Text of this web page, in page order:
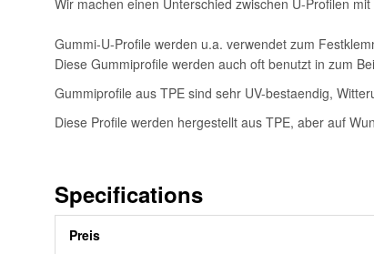
Wir machen einen Unterschied zwischen U-Profilen
Gummi-U-Profile werden u.a. verwendet zum
Diese Gummiprofile werden auch oft benutzt in zum
Gummiprofile aus TPE sind sehr UV-bestaendig,
Diese Profile werden hergestellt aus TPE, aber auf
Specifications
Informationen
Preis